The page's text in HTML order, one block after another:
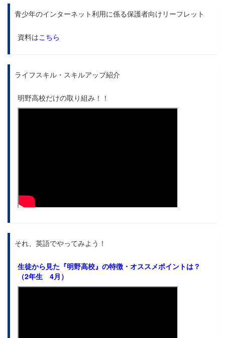
青少年のインターネット利用に係る保護者向けリーフレット
資料はこちら
ライフスキル・スキルアップ紹介
明野高校だけの取り組み！！
それ、英語でやってみよう！
生徒から見た 『明野高校』の特徴・オススメポイントは？
（2年生 4月）